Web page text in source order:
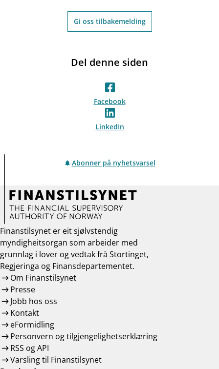
Gi oss tilbakemelding
Del denne siden
Facebook
LinkedIn
Abonner på nyhetsvarsel
Finanstilsynet er eit sjølvstendig
myndigheitsorgan som arbeider med
grunnlag i lover og vedtak frå Stortinget,
Regjeringa og Finansdepartementet.
Om Finanstilsynet
Presse
Jobb hos oss
Kontakt
eFormidling
Personvern og tilgjengelighetserklæring
RSS og API
Varsling til Finanstilsynet